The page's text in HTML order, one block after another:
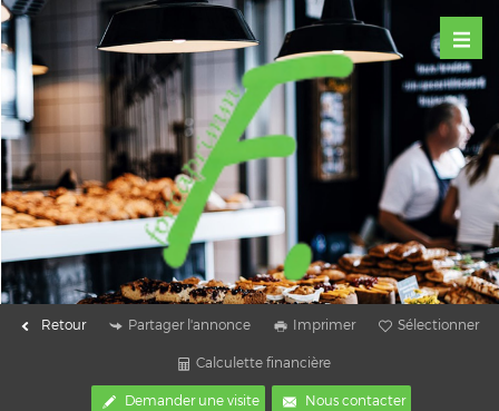
Retour Partager l'annonce Imprimer Sélectionner
Calculette financière
Demander une visite Nous contacter